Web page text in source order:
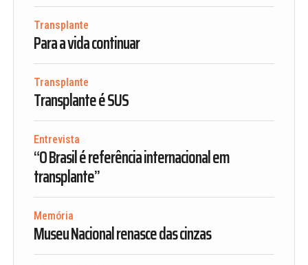
Transplante
Para a vida continuar
Transplante
Transplante é SUS
Entrevista
“O Brasil é referência internacional em
transplante”
Memória
Museu Nacional renasce das cinzas